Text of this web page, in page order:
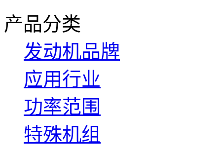
产品分类
发动机品牌
应用行业
功率范围
特殊机组